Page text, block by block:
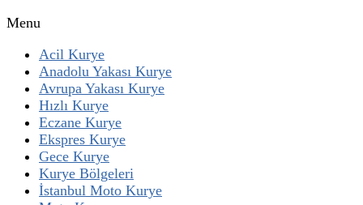
Menu
Acil Kurye
Anadolu Yakası Kurye
Avrupa Yakası Kurye
Hızlı Kurye
Eczane Kurye
Ekspres Kurye
Gece Kurye
Kurye Bölgeleri
İstanbul Moto Kurye